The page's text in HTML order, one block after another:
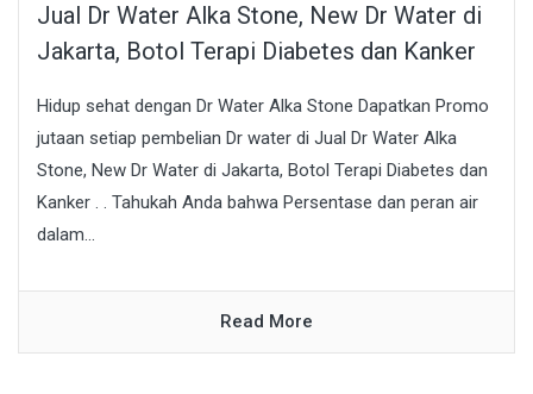
Jual Dr Water Alka Stone, New Dr Water di
Jakarta, Botol Terapi Diabetes dan Kanker
Hidup sehat dengan Dr Water Alka Stone Dapatkan Promo
jutaan setiap pembelian Dr water di Jual Dr Water Alka
Stone, New Dr Water di Jakarta, Botol Terapi Diabetes dan
Kanker . . Tahukah Anda bahwa Persentase dan peran air
dalam...
Read More